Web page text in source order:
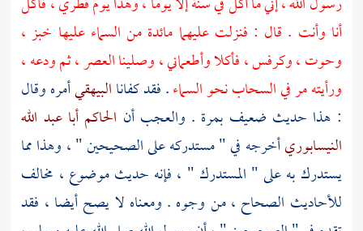
أنا وأنت . قال : فنزلت عليهما مائدة من السماء عليها خبز ،
وحوت ، وكرفس ، فأكلا وأطعماني ، وصلينا العصر ، ثم ودعه ،
ورأيته مر في السحاب نحو السماء. فقد كفاناالبيهقيأمره وقال
: هذا حديث ضعيف بمرة . والعجب أن الحاكم أبا عبد الله
النيسابوريأخرجه في " مستدركه على الصحيحين " ، وهذا مما
يستدرك به على " المستدرك " ، فإنه حديث موضوع ، مخالف
للأحاديث الصحاح ، من وجوه . ومعناه لا يصح أيضا ، فقد